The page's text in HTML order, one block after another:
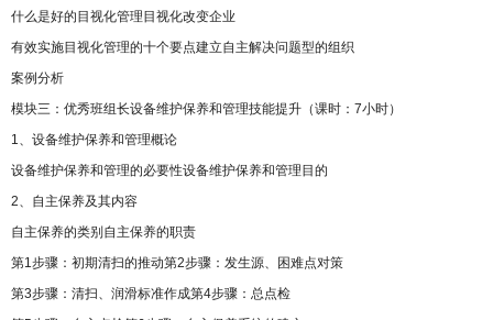
什么是好的目视化管理目视化改变企业
有效实施目视化管理的十个要点建立自主解决问题型的组织
案例分析
模块三：优秀班组长设备维护保养和管理技能提升（课时：7小时）
1、设备维护保养和管理概论
设备维护保养和管理的必要性设备维护保养和管理目的
2、自主保养及其内容
自主保养的类别自主保养的职责
第1步骤：初期清扫的推动第2步骤：发生源、困难点对策
第3步骤：清扫、润滑标准作成第4步骤：总点检